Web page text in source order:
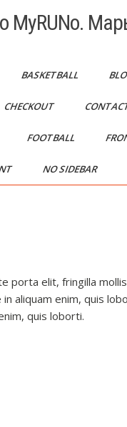
MyRUNo.
BASKETBALL
CHECKOUT
FOOTBALL
NO SIDEBAR
porta elit, fringilla
aliquam enim, quis
quis loborti.